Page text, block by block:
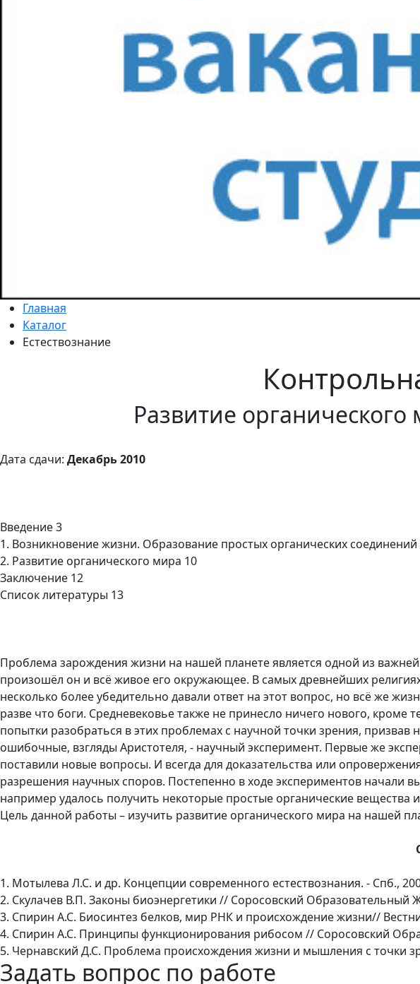
Главная
Каталог
Естествознание
Развитие
Дата сдачи: Декабрь 2010
Введение 3
1. Возникновение жизни. Образование простых органических соединений
2. Развитие органического мира 10
Заключение 12
Список литературы 13
Проблема зарождения жизни на нашей планете является одной из
произошёл он и всё живое его окружающее. В самых древнейших
несколько более убедительно давали ответ на этот вопрос, но всё же
разве что боги. Средневековье также не принесло ничего нового, кроме
попытки разобраться в этих проблемах с научной точки зрения,
ошибочные, взгляды Аристотеля, - научный эксперимент. Первые же
поставили новые вопросы. И всегда для доказательства или
разрешения научных споров. Постепенно в ходе экспериментов начали
например удалось получить некоторые простые органические
Цель данной работы – изучить развитие органического мира на нашей
1. Мотылева Л.С. и др. Концепции современного естествознания. - Спб.,
2. Скулачев В.П. Законы биоэнергетики // Соросовский Образовательный
3. Спирин А.С. Биосинтез белков, мир РНК и происхождение жизни//
4. Спирин А.С. Принципы функционирования рибосом // Соросовский
5. Чернавский Д.С. Проблема происхождения жизни и мышления с точки
Задать вопрос по работе